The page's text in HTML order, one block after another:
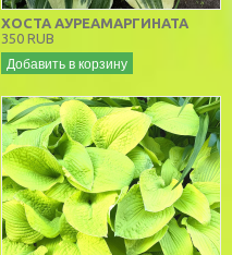
ХОСТА АУРЕАМАРГИНАТА
350 RUB
Добавить в корзину